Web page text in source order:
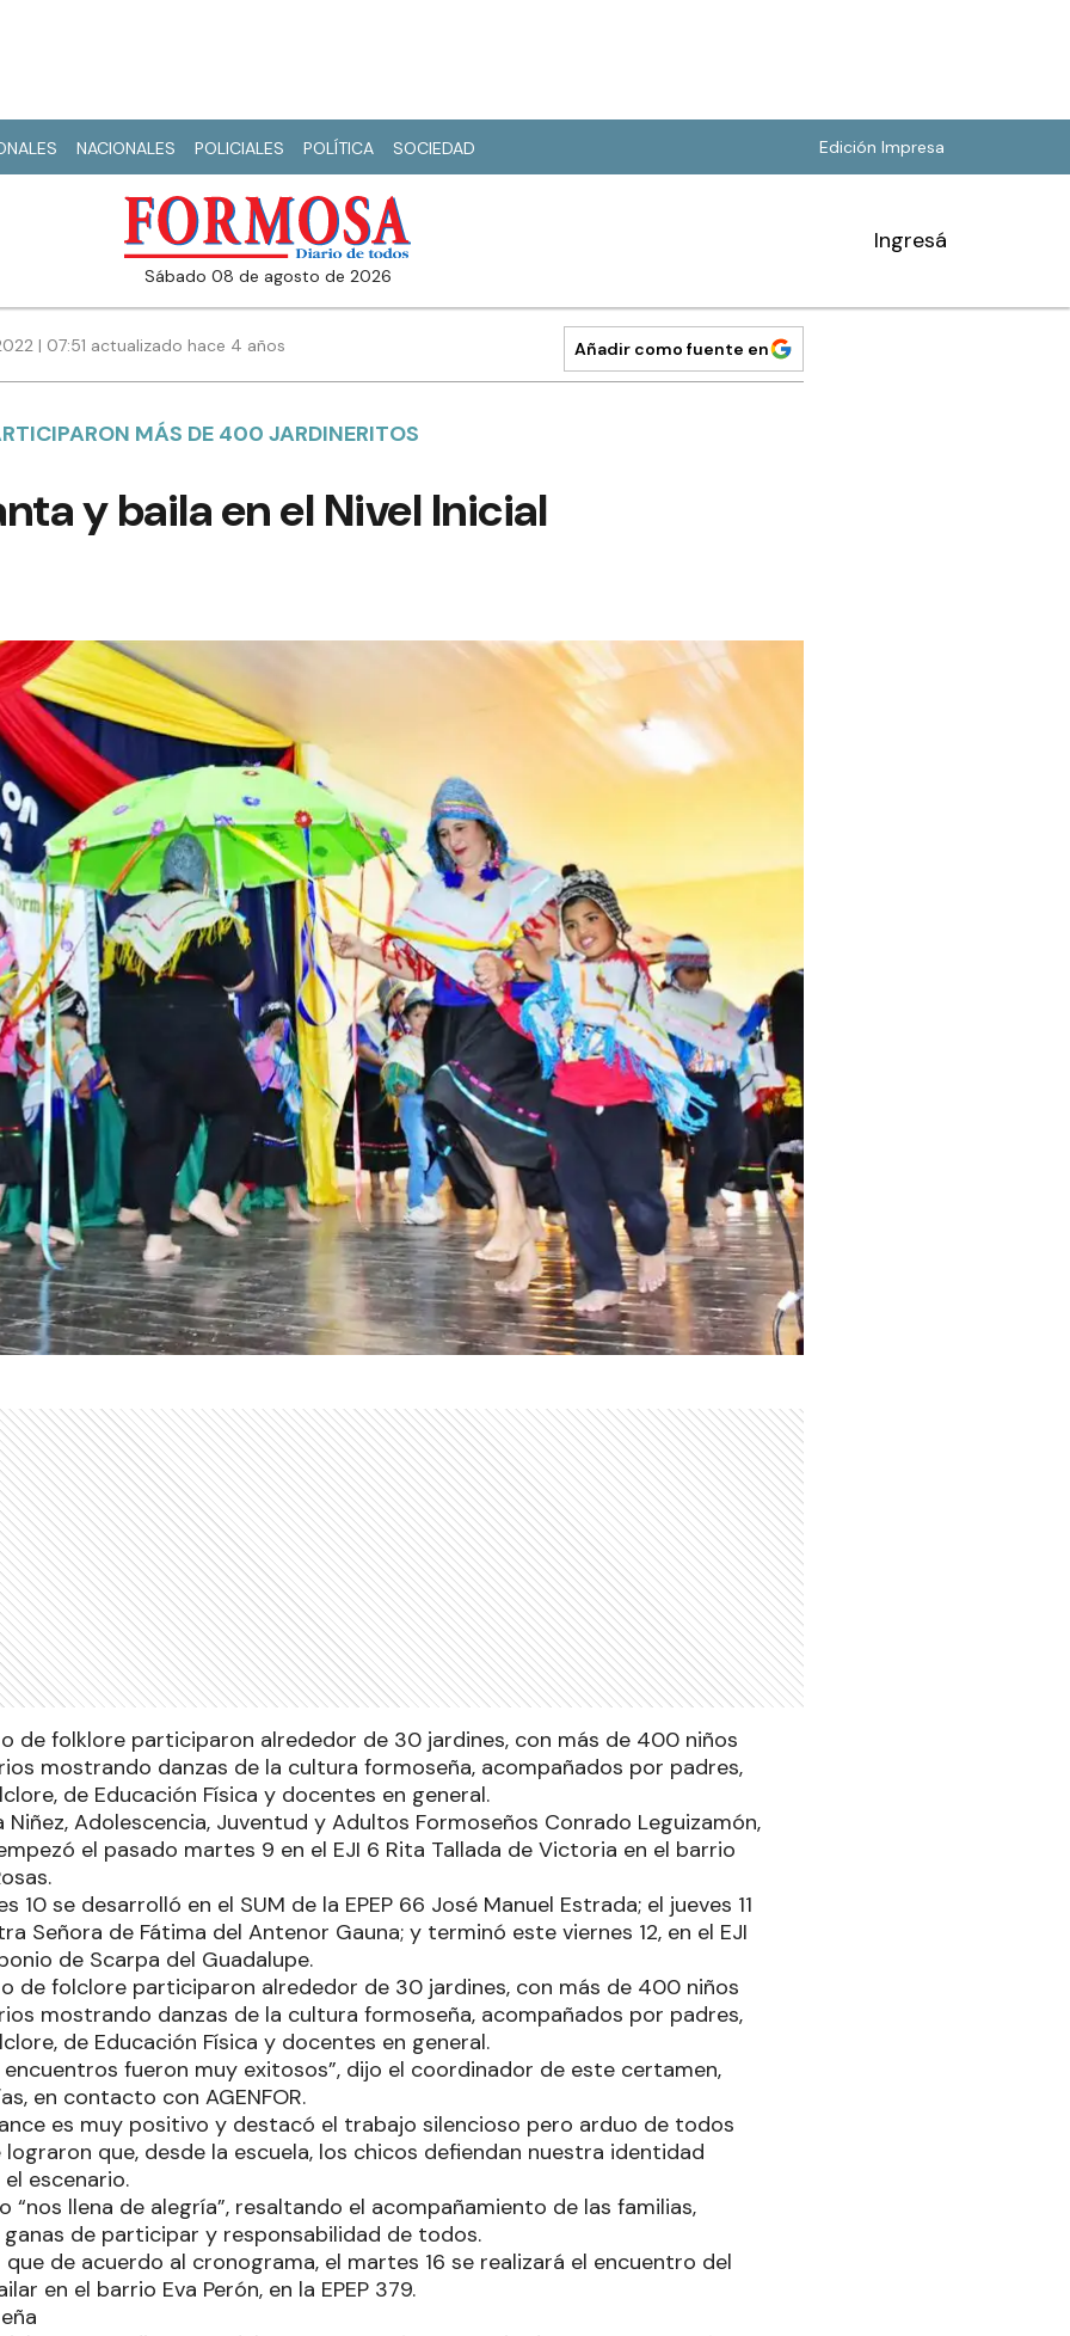
NACIONALES POLICIALES POLÍTICA SOCIEDAD Edición Impresa
sábado 08 de agosto de 2026
Ingresá
| 07:51 actualizado hace 4 años Añadir como fuente en
MÁS DE 400 JARDINERITOS
y baila en el Nivel Inicial
de folklore participaron alrededor de 30 jardines, con más de 400 niños
mostrando danzas de la cultura formoseña, acompañados por padres,
de Educación Física y docentes en general.
Niñez, Adolescencia, Juventud y Adultos Formoseños Conrado Leguizamón,
el pasado martes 9 en el EJI 6 Rita Tallada de Victoria en el barrio
10 se desarrolló en el SUM de la EPEP 66 José Manuel Estrada; el jueves 11
Señora de Fátima del Antenor Gauna; y terminó este viernes 12, en el EJI
de Scarpa del Guadalupe.
de folclore participaron alrededor de 30 jardines, con más de 400 niños
mostrando danzas de la cultura formoseña, acompañados por padres,
de Educación Física y docentes en general.
encuentros fueron muy exitosos”, dijo el coordinador de este certamen,
en contacto con AGENFOR.
es muy positivo y destacó el trabajo silencioso pero arduo de todos
que, desde la escuela, los chicos defiendan nuestra identidad
escenario.
“nos llena de alegría”, resaltando el acompañamiento de las familias,
de participar y responsabilidad de todos.
de acuerdo al cronograma, el martes 16 se realizará el encuentro del
en el barrio Eva Perón, en la EPEP 379.